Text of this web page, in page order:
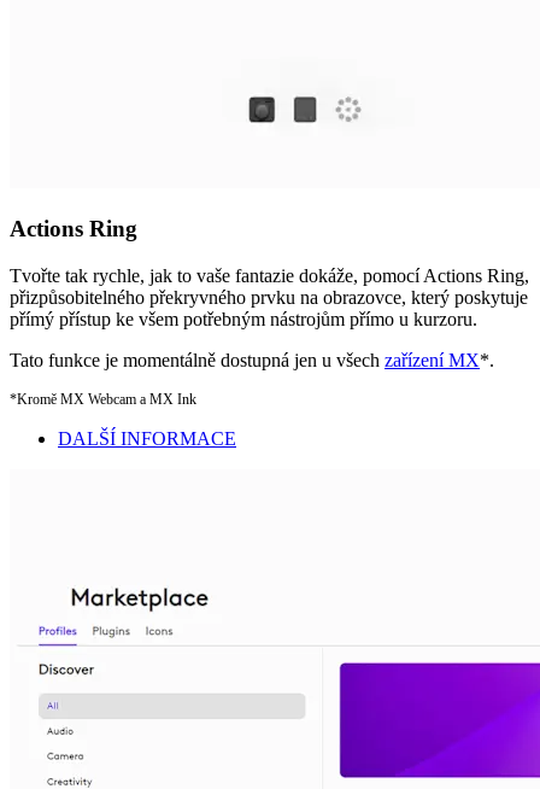
Actions Ring
Tvořte tak rychle, jak to vaše fantazie dokáže, pomocí Actions Ring,
přizpůsobitelného překryvného prvku na obrazovce, který poskytuje
přímý přístup ke všem potřebným nástrojům přímo u kurzoru.
Tato funkce je momentálně dostupná jen u všech zařízení MX*.
*Kromě MX Webcam a MX Ink
DALŠÍ INFORMACE